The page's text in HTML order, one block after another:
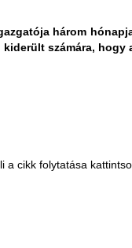
három
számára, hogy
a cikk folytatása